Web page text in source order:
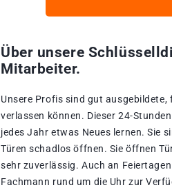
Über unsere
Mitarbeiter.
Unsere Profis sind gut
verlassen können. Dieser 24-
jedes Jahr etwas Neues lernen. Sie
Türen schadlos öffnen. Sie öffnen
sehr zuverlässig. Auch an
Fachmann rund um die Uhr zur